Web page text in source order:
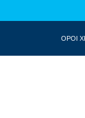
ΟΡΟΙ